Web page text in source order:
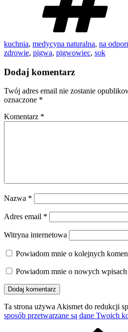
kuchnia, medycyna naturalna, na
zdrowie, pigwa, pigwowiec, sok
Dodaj komentarz
Twój adres email nie zostanie
oznaczone *
Komentarz *
Nazwa *
Adres email *
Witryna internetowa
Powiadom mnie o kolejnych
Powiadom mnie o nowych wpisach
Ta strona używa Akismet do redukcji
sposób przetwarzane są dane Twoich